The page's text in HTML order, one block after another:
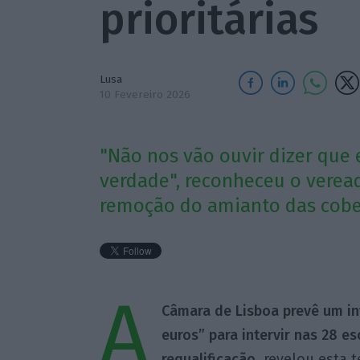
prioritárias
Lusa
10 Fevereiro 2026
"Não nos vão ouvir dizer
verdade", reconheceu o
remoção do amianto das
A
Câmara de Lisboa prevê um
euros” para intervir nas 28